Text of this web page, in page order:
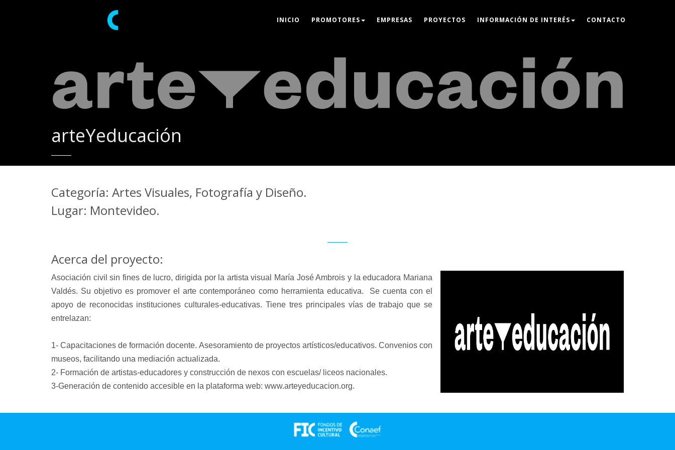
INICIO PROMOTORES EMPRESAS PROYECTOS INFORMACIÓN DE INTERÉS CONTACTO
arteYeducación
Categoría: Artes Visuales, Fotografía y Diseño.
Lugar: Montevideo.
Acerca del proyecto:
Asociación civil sin fines de lucro, dirigida por la artista visual María José Ambrois y la educadora Mariana
Valdés. Su objetivo es promover el arte contemporáneo como herramienta educativa. Se cuenta con el
apoyo de reconocidas instituciones culturales-educativas. Tiene tres principales vías de trabajo que se
entrelazan:
1- Capacitaciones de formación docente. Asesoramiento de proyectos artísticos/educativos. Convenios con
museos, facilitando una mediación actualizada.
2- Formación de artistas-educadores y construcción de nexos con escuelas/ liceos nacionales.
3-Generación de contenido accesible en la plataforma web: www.arteyeducacion.org.